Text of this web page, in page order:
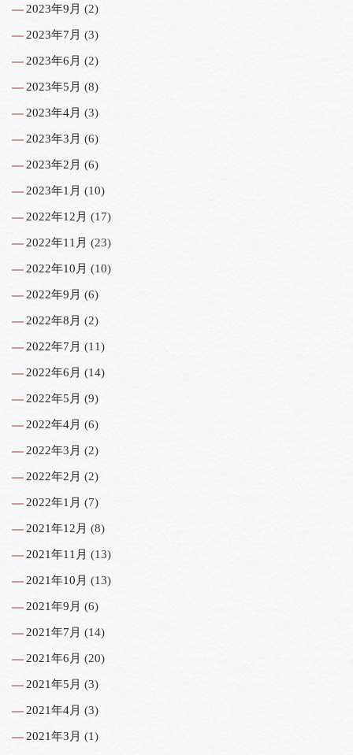
2023年9月 (2)
2023年7月 (3)
2023年6月 (2)
2023年5月 (8)
2023年4月 (3)
2023年3月 (6)
2023年2月 (6)
2023年1月 (10)
2022年12月 (17)
2022年11月 (23)
2022年10月 (10)
2022年9月 (6)
2022年8月 (2)
2022年7月 (11)
2022年6月 (14)
2022年5月 (9)
2022年4月 (6)
2022年3月 (2)
2022年2月 (2)
2022年1月 (7)
2021年12月 (8)
2021年11月 (13)
2021年10月 (13)
2021年9月 (6)
2021年7月 (14)
2021年6月 (20)
2021年5月 (3)
2021年4月 (3)
2021年3月 (1)